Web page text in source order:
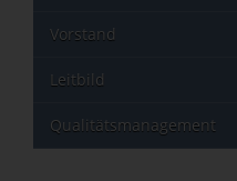
Vorstand
Leitbild
Qualitätsmanagement